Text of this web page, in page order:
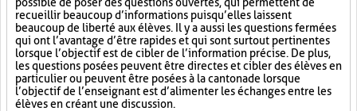
recueillir beaucoup d’informations puisqu’elles laissent
beaucoup de liberté aux élèves. Il y a aussi les questions fermées
qui ont l’avantage d’être rapides et qui sont surtout pertinentes
lorsque l’objectif est de cibler de l’information précise. De plus,
les questions posées peuvent être directes et cibler des élèves en
particulier ou peuvent être posées à la cantonade lorsque
l’objectif de l’enseignant est d’alimenter les échanges entre les
élèves en créant une discussion.